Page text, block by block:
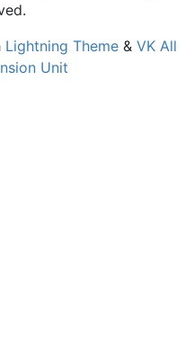
Lightning Theme & VK All
Unit